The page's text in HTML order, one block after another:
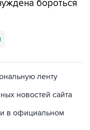
новостей сайта
в официальном